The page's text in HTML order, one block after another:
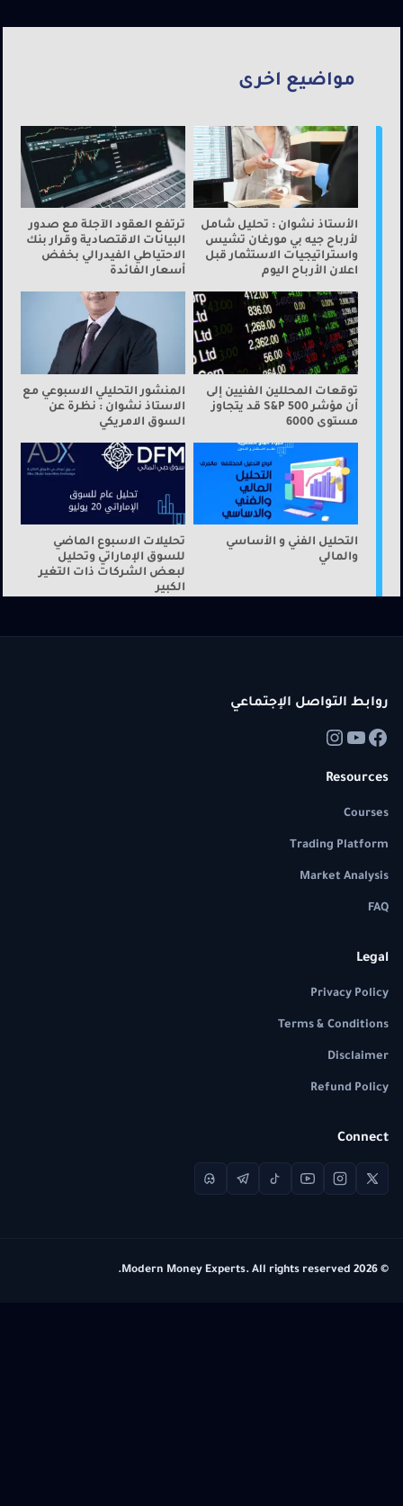
مواضيع اخرى
الأستاذ نشوان : تحليل شامل
لأرباح جيه بي مورغان تشيس
واستراتيجيات الاستثمار قبل
اعلان الأرباح اليوم
ترتفع العقود الآجلة مع صدور
البيانات الاقتصادية وقرار بنك
الاحتياطي الفيدرالي بخفض
أسعار الفائدة
توقعات المحللين الفنيين إلى
أن مؤشر S&P 500 قد يتجاوز
مستوى 6000
المنشور التحليلي الاسبوعي مع
الاستاذ نشوان : نظرة عن
السوق الامريكي
التحليل الفني و الأساسي
والمالي
تحليلات الاسبوع الماضي
للسوق الإماراتي وتحليل
لبعض الشركات ذات التغير
الكبير
روابط التواصل الإجتماعي
Resources
Courses
Trading Platform
Market Analysis
FAQ
Legal
Privacy Policy
Terms & Conditions
Disclaimer
Refund Policy
Connect
© 2026 Modern Money Experts. All rights reserved.